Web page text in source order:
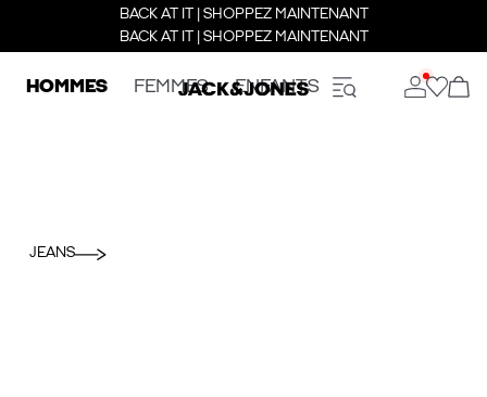
BACK AT IT | SHOPPEZ MAINTENANT
BACK AT IT | SHOPPEZ MAINTENANT
HOMMES FEMMES ENFANTS
JEANS